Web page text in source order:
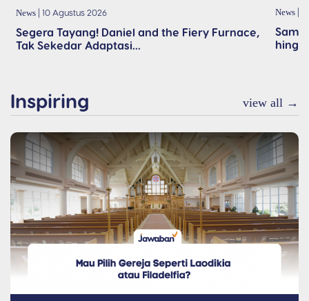
News | 10 Agustus 2026
Segera Tayang! Daniel and the Fiery Furnace,
Tak Sekedar Adaptasi...
News |
Inspiring view all →